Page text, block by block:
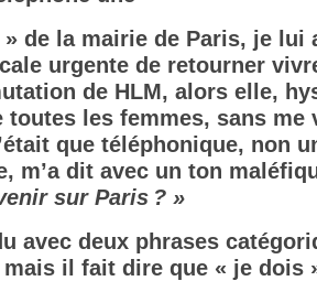
de la mairie de Paris, je lui
urgente de retourner
de HLM, alors elle,
toutes les femmes, sans me
que téléphonique, non
m’a dit avec un ton
sur Paris ? »
avec deux phrases
il fait dire que « je dois